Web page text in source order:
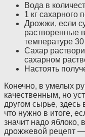
Вода в
1 кг сахарного
Дрожжи, если
растворенные
температуре 30
Сахар
сахарном
Настоять
Конечно, в умелых
качественным, но
другом сырье, здесь
что нужно в итоге,
значит надо яблоко,
дрожжевой рецепт —